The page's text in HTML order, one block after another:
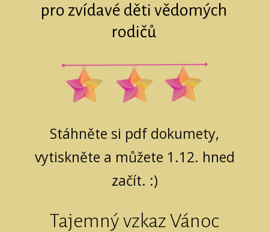
pro zvídavé děti vědomých
rodičů
Stáhněte si pdf dokumety,
vytiskněte a můžete 1.12. hned
začít. :)
Tajemný vzkaz Vánoc